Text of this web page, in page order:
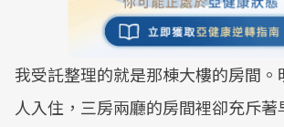
我受託整理的就是那棟大樓的房間。
人入住，三房兩廳的房間裡卻充斥